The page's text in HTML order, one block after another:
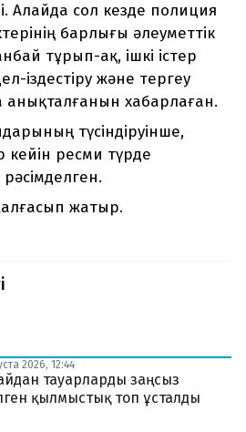
Алайда сол кезде полиция
барлығы әлеуметтік
тұрып-ақ, ішкі істер
іздестіру және тергеу
хабарлаған.
түсіндіруінше,
кейін ресми түрде
жатыр.
2026, 12:44
тауарларды заңсыз
қылмыстық топ ұсталды